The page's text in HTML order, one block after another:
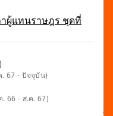
ผู้แทนราษฎร ชุดที่
. 67 - ปัจจุบัน)
. 66 - ส.ค. 67)